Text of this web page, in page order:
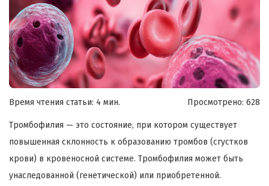
Время чтения статьи: 4 мин. Просмотрено: 628
Тромбофилия — это состояние, при котором существует
повышенная склонность к образованию тромбов (сгустков
крови) в кровеносной системе. Тромбофилия может быть
унаследованной (генетической) или приобретенной.